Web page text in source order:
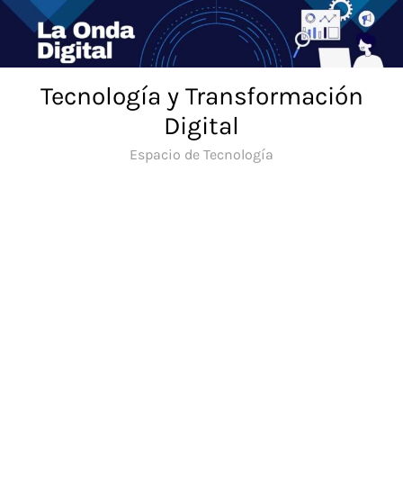
Saltar
contenido
Tecnología y Transformación
Digital
Espacio de Tecnología